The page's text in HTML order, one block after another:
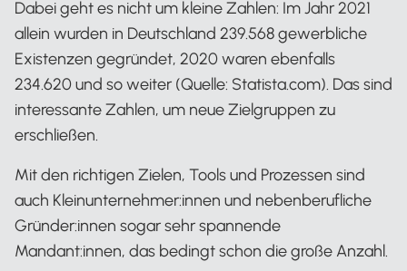
Dabei geht es nicht um kleine Zahlen: Im Jahr 2021
allein wurden in Deutschland 239.568 gewerbliche
Existenzen gegründet, 2020 waren ebenfalls
234.620 und so weiter (Quelle: Statista.com). Das sind
interessante Zahlen, um neue Zielgruppen zu
erschließen.
Mit den richtigen Zielen, Tools und Prozessen sind
auch Kleinunternehmer:innen und nebenberufliche
Gründer:innen sogar sehr spannende
Mandant:innen, das bedingt schon die große Anzahl.